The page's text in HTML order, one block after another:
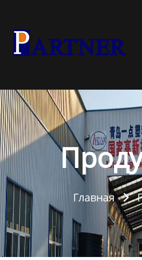
Продукция
спиральновитых труб из
ПНД
Линия по производству
экструдированного
пенополистирола
Линия по производству
водопроводных труб из
ПНД
Оборудование для
производства труб со
Главная 